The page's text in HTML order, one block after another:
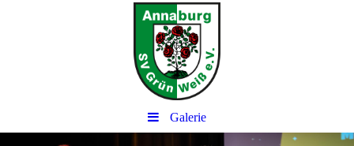
Galerie